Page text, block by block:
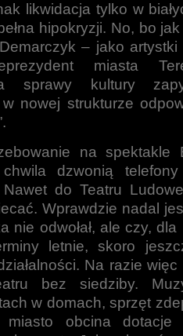
likwidacja tylko w
hipokryzji. No, bo
– jako
miasta
sprawy kultury
nowej strukturze
na spektakle
dzwonią
Nawet do Teatru
Wprawdzie nadal
nie odwołał, ale czy, dla
letnie, skoro
Na razie
bez siedziby.
w domach, sprzęt
miasto obcina dotacje